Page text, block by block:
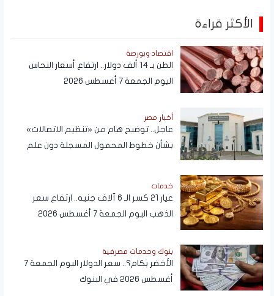
الأكثر قراءة
اقتصاد وبورصة
الطن بـ 14 ألف دولار.. ارتفاع أسعار النحاس
اليوم الجمعة 7 أغسطس 2026
أخبار مصر
عاجل.. توضيح هام من «تنظيم الاتصالات»
بشأن خطوط المحمول المسجلة دون علم
خدمات
عيار 21 كسر الـ 6 آلاف جنيه.. ارتفاع سعر
الذهب اليوم الجمعة 7 أغسطس 2026
بنوك وخدمات مصرفية
الأخضر بكام؟.. سعر الدولار اليوم الجمعة 7
أغسطس 2026 في البنوك